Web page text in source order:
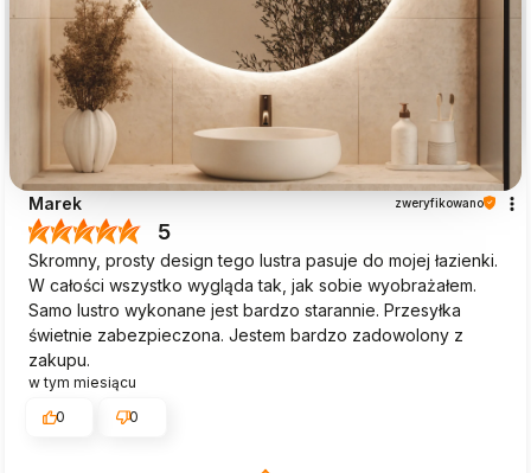
Marek zweryfikowano
5
Skromny, prosty design tego lustra pasuje do mojej łazienki.
W całości wszystko wygląda tak, jak sobie wyobrażałem.
Samo lustro wykonane jest bardzo starannie. Przesyłka
świetnie zabezpieczona. Jestem bardzo zadowolony z
zakupu.
w tym miesiącu
0
0